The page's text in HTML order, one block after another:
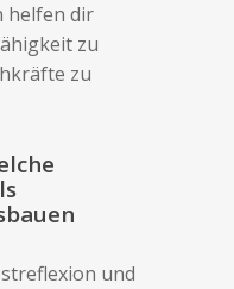
helfen dir
zu
zu
und